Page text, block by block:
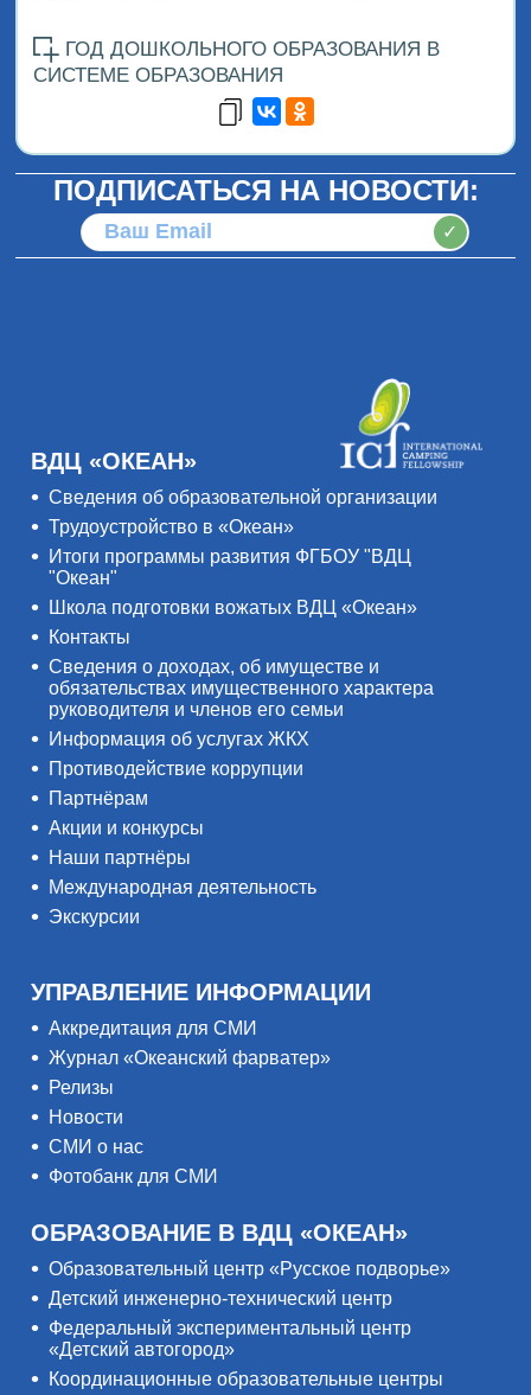
ГОД ДОШКОЛЬНОГО ОБРАЗОВАНИЯ В
СИСТЕМЕ ОБРАЗОВАНИЯ
ПОДПИСАТЬСЯ НА НОВОСТИ:
✓
ВДЦ «ОКЕАН»
Сведения об образовательной организации
Трудоустройство в «Океан»
Итоги программы развития ФГБОУ "ВДЦ
"Океан"
Школа подготовки вожатых ВДЦ «Океан»
Контакты
Сведения о доходах, об имуществе и
обязательствах имущественного характера
руководителя и членов его семьи
Информация об услугах ЖКХ
Противодействие коррупции
Партнёрам
Акции и конкурсы
Наши партнёры
Международная деятельность
Экскурсии
УПРАВЛЕНИЕ ИНФОРМАЦИИ
Аккредитация для СМИ
Журнал «Океанский фарватер»
Релизы
Новости
СМИ о нас
Фотобанк для СМИ
ОБРАЗОВАНИЕ В ВДЦ «ОКЕАН»
Образовательный центр «Русское подворье»
Детский инженерно-технический центр
Федеральный экспериментальный центр
«Детский автогород»
Координационные образовательные центры